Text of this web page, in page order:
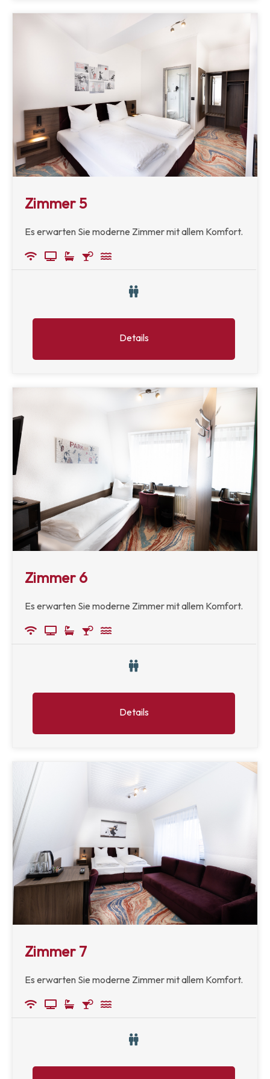
Zimmer 5
Es erwarten Sie moderne Zimmer mit allem Komfort.
Details
Zimmer 6
Es erwarten Sie moderne Zimmer mit allem Komfort.
Details
Zimmer 7
Es erwarten Sie moderne Zimmer mit allem Komfort.